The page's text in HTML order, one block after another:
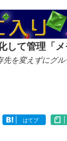
して管理「メ
先を変えずにグル
はてブ